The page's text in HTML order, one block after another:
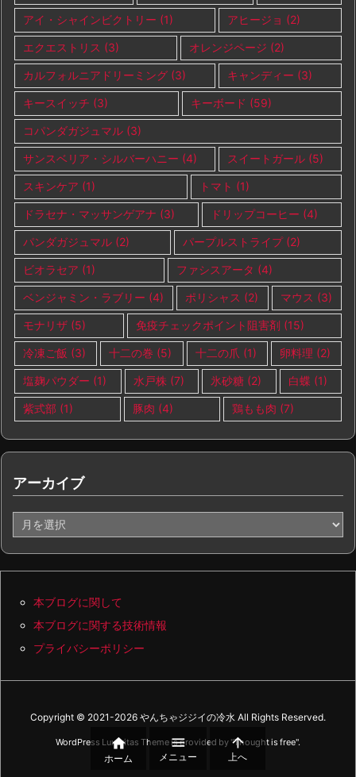
アイ・シャインビクトリー (1) アヒージョ (2)
エクエストリス (3) オレンジページ (2)
カルフォルニアドリーミング (3) キャンディー (3)
キースイッチ (3) キーボード (59)
コパンダガジュマル (3)
サンスベリア・シルバーハニー (4) スイートガール (5)
スキンケア (1) トマト (1)
ドラセナ・マッサンゲアナ (3) ドリップコーヒー (4)
パンダガジュマル (2) パープルストライプ(2)
ビオラセア (1) ファシスアータ (4)
ベンジャミン・ラブリー (4) ポリシャス (2) マウス (3)
モナリザ (5) 免疫チェックポイント阻害剤 (15)
冷凍ご飯 (3) 十二の巻 (5) 十二の爪 (1) 卵料理 (2)
塩麹パウダー (1) 水戸株 (7) 氷砂糖 (2) 白蝶 (1)
紫式部 (1) 豚肉 (4) 鶏もも肉 (7)
アーカイブ
ー
本ブログに関して
本ブログに関する技術情報
プライバシーポリシー
Copyright © 2021-2026 やんちゃジジイの冷水 All Rights Reserved.
WordPress Luxeritas Theme is provided by "Thought is free".

ホーム

メニュー

上へ